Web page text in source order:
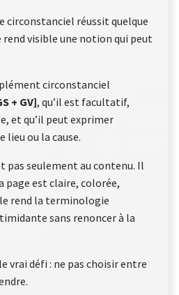
circonstanciel réussit quelque
visible une notion qui peut
circonstanciel
+ GV], qu’il est facultatif,
et qu’il peut exprimer
ou la cause.
pas seulement au contenu. Il
page est claire, colorée,
rend la terminologie
sans renoncer à la
vrai défi : ne pas choisir entre